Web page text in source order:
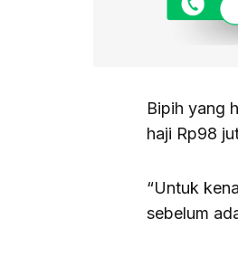
Bipih yang
haji Rp98
“Untuk
sebelum